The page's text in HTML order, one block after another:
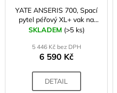
YATE ANSERIS 700, Spací
pytel péřový XL+ vak na
uložení
SKLADEM (>5 ks)
5 446 Kč bez DPH
6 590 Kč
DETAIL